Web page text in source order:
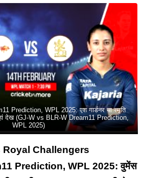
Prediction, WPL 2025: एश गार्डनर या स्मृति
देख (GJ-W vs BLR-W Dream11 Prediction,
WPL 2025)
Challengers
Prediction, WPL 2025: वुमेंस